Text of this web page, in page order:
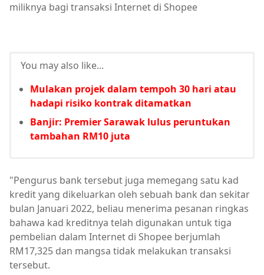
miliknya bagi transaksi Internet di Shopee
You may also like...
Mulakan projek dalam tempoh 30 hari atau
hadapi risiko kontrak ditamatkan
Banjir: Premier Sarawak lulus peruntukan
tambahan RM10 juta
"Pengurus bank tersebut juga memegang satu kad
kredit yang dikeluarkan oleh sebuah bank dan sekitar
bulan Januari 2022, beliau menerima pesanan ringkas
bahawa kad kreditnya telah digunakan untuk tiga
pembelian dalam Internet di Shopee berjumlah
RM17,325 dan mangsa tidak melakukan transaksi
tersebut.